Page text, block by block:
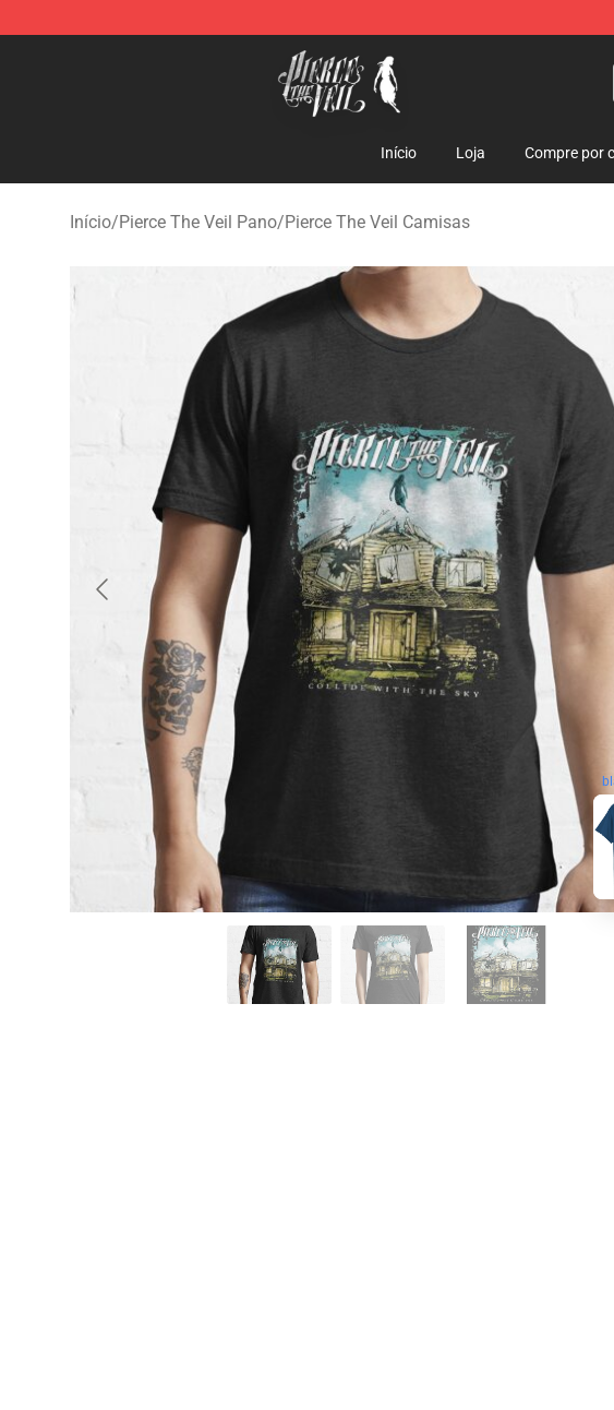
Pierce The Veil Store - Official Pierce The Veil Merchandise Shop
Início Loja Compre por
Início/Pierce The Veil Pano/Pierce The Veil Camisas